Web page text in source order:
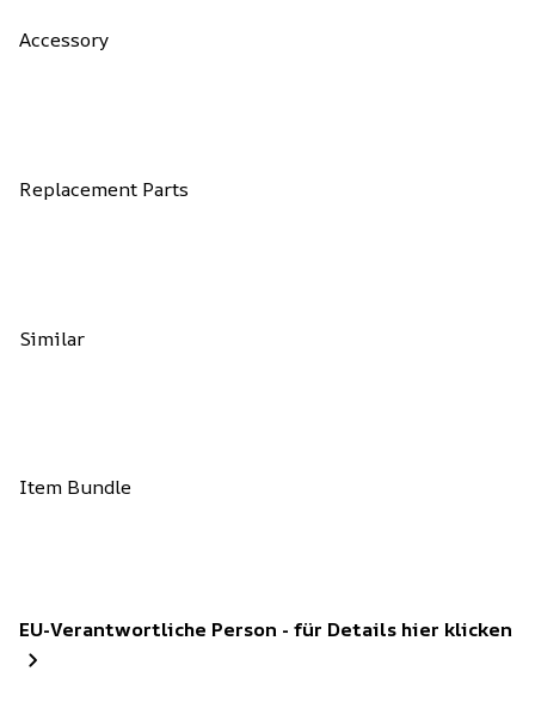
Accessory
Replacement Parts
Similar
Item Bundle
EU-Verantwortliche Person - für Details hier klicken